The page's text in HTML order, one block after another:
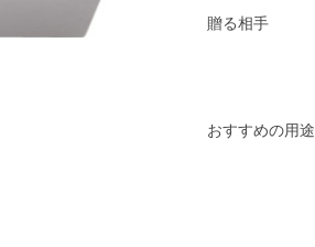
贈る相手
おすすめの用途